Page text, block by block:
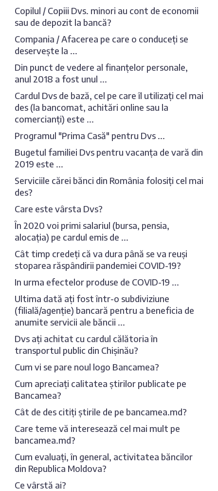
Copilul / Copiii Dvs. minori au cont de economii
sau de depozit la bancă?
Compania / Afacerea pe care o conduceți se
deservește la ...
Din punct de vedere al finanțelor personale,
anul 2018 a fost unul ...
Cardul Dvs de bază, cel pe care îl utilizați cel mai
des (la bancomat, achitări online sau la
comercianți) este ...
Programul "Prima Casă" pentru Dvs ...
Bugetul familiei Dvs pentru vacanța de vară din
2019 este ...
Serviciile cărei bănci din România folosiți cel mai
des?
Care este vârsta Dvs?
În 2020 voi primi salariul (bursa, pensia,
alocația) pe cardul emis de ...
Cât timp credeți că va dura până se va reuși
stoparea răspândirii pandemiei COVID-19?
In urma efectelor produse de COVID-19 ...
Ultima dată ați fost într-o subdiviziune
(filială/agenție) bancară pentru a beneficia de
anumite servicii ale băncii ...
Dvs ați achitat cu cardul călătoria în
transportul public din Chișinău?
Cum vi se pare noul logo Bancamea?
Cum apreciați calitatea știrilor publicate pe
Bancamea?
Cât de des citiți știrile de pe bancamea.md?
Care teme vă interesează cel mai mult pe
bancamea.md?
Cum evaluați, în general, activitatea băncilor
din Republica Moldova?
Ce vârstă ai?